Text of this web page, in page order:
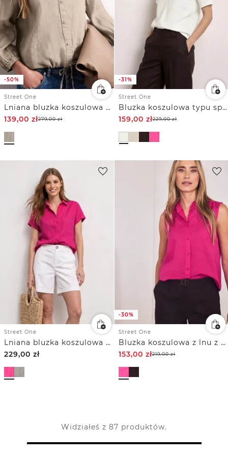
-50%
Street One
Lniana bluzka koszulowa z rękawem 3/4
139,00 zł279,00zł
-31%
Street One
Bluzka koszulowa typu split neck z mieszanki lnu
159,00 zł229,00zł
Street One
Lniana bluzka koszulowa z obniżoną linią ramion
229,00 zł
-30%
Street One
Bluzka koszulowa z lnu z falbankami
153,00 zł219,00zł
Widziałeś z 87 produktów.